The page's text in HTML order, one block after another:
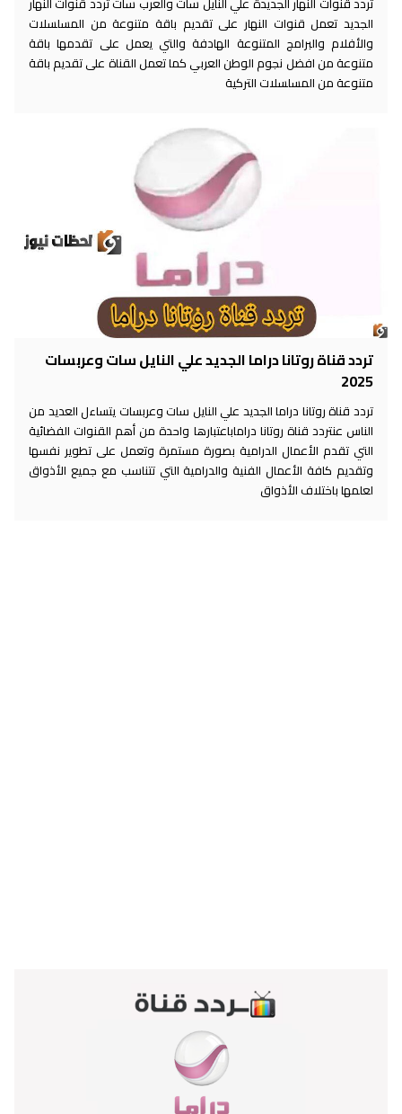
الجديد تعمل قنوات النهار على تقديم باقة متنوعة من المسلسلات
والأفلام والبرامج المتنوعة الهادفة والتي يعمل على تقدمها باقة
متنوعة من افضل نجوم الوطن العربي كما تعمل القناة على تقديم باقة
متنوعة من المسلسلات التركية
تردد قناة روتانا دراما الجديد علي النايل سات وعربسات
2025
تردد قناة روتانا دراما الجديد علي النايل سات وعربسات يتساءل العديد من
الناس عنتردد قناة روتانا دراماباعتبارها واحدة من أهم القنوات الفضائية
التي تقدم الأعمال الدرامية بصورة مستمرة وتعمل على تطوير نفسها
وتقديم كافة الأعمال الفنية والدرامية التي تتناسب مع جميع الأذواق
لعلمها باختلاف الأذواق